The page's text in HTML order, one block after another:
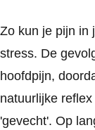
Zo kun je pijn in
stress. De
hoofdpijn,
natuurlijke
'gevecht'. Op